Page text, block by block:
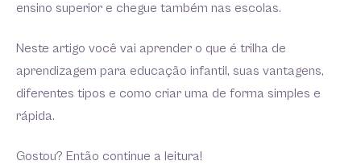
ensino superior e chegue também nas escolas.
Neste artigo você vai aprender o que é trilha de
aprendizagem para educação infantil, suas vantagens,
diferentes tipos e como criar uma de forma simples e
rápida.
Gostou? Então continue a leitura!